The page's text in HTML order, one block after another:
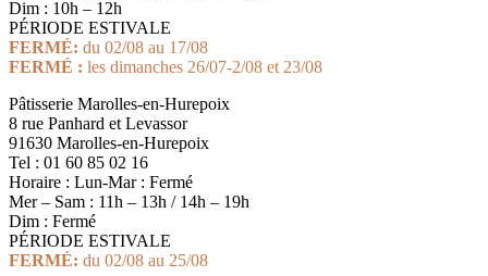
Dim : 10h – 12h
PÉRIODE ESTIVALE
FERMÉ: du 02/08 au 17/08
FERMÉ : les dimanches 26/07-2/08 et 23/08
Pâtisserie Marolles-en-Hurepoix
8 rue Panhard et Levassor
91630 Marolles-en-Hurepoix
Tel : 01 60 85 02 16
Horaire : Lun-Mar : Fermé
Mer – Sam : 11h – 13h / 14h – 19h
Dim : Fermé
PÉRIODE ESTIVALE
FERMÉ: du 02/08 au 25/08